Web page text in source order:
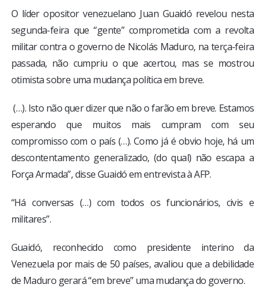
ENTRETENIMENTO
TV LPB
FOTOS
COLUNISTAS
O líder opositor venezuelano Juan Guaidó revelou nesta
segunda-feira que “gente” comprometida com a revolta
militar contra o governo de Nicolás Maduro, na terça-feira
passada, não cumpriu o que acertou, mas se mostrou
otimista sobre uma mudança política em breve.
(…). Isto não quer dizer que não o farão em breve. Estamos
esperando que muitos mais cumpram com seu
compromisso com o país (…). Como já é obvio hoje, há um
descontentamento generalizado, (do qual) não escapa a
Força Armada”, disse Guaidó em entrevista à AFP.
“Há conversas (…) com todos os funcionários, civis e
militares”.
Guaidó, reconhecido como presidente interino da
Venezuela por mais de 50 países, avaliou que a debilidade
de Maduro gerará “em breve” uma mudança do governo.